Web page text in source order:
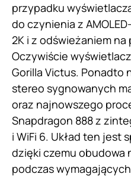
przypadku
do czynienia z
2K i z odświeżaniem na
Oczywiście
Gorilla Victus. Ponadto
stereo sygnowanych
oraz najnowszego
Snapdragon 888 z
i WiFi 6. Układ ten jest
dzięki czemu obudowa
podczas